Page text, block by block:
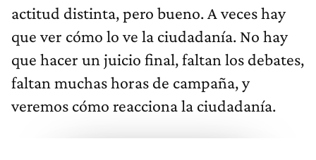
actitud distinta, pero bueno. A veces hay
que ver cómo lo ve la ciudadanía. No hay
que hacer un juicio final, faltan los debates,
faltan muchas horas de campaña, y
veremos cómo reacciona la ciudadanía.